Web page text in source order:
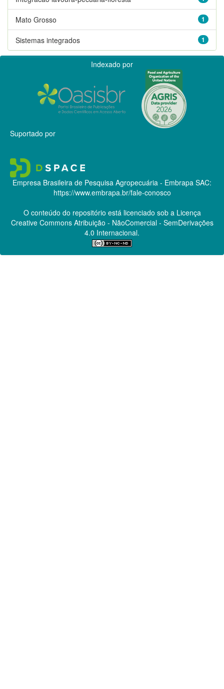
1
Mato Grosso
1
Sistemas integrados
Indexado por
Suportado por
Empresa Brasileira de Pesquisa Agropecuária - Embrapa SAC:
https://www.embrapa.br/fale-conosco
O conteúdo do repositório está licenciado sob a Licença
Creative CommonsAtribuição - NãoComercial - SemDerivações
4.0 Internacional.